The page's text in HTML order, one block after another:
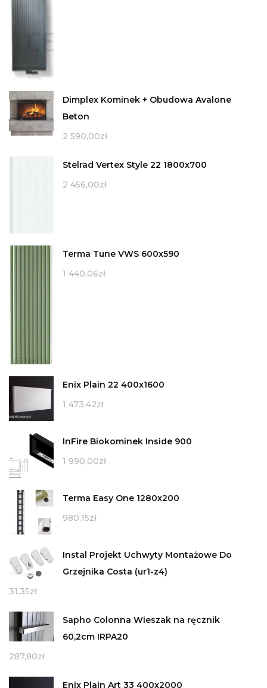
Dimplex Kominek + Obudowa Avalone
Beton
2 590,00zł
Stelrad Vertex Style 22 1800x700
2 456,00zł
Terma Tune VWS 600x590
1 440,06zł
Enix Plain 22 400x1600
1 473,42zł
InFire Biokominek Inside 900
1 990,00zł
Terma Easy One 1280x200
980,15zł
Instal Projekt Uchwyty Montażowe Do
Grzejnika Costa (ur1-z4)
31,35zł
Sapho Colonna Wieszak na ręcznik
60,2cm IRPA20
287,80zł
Enix Plain Art 33 400x2000